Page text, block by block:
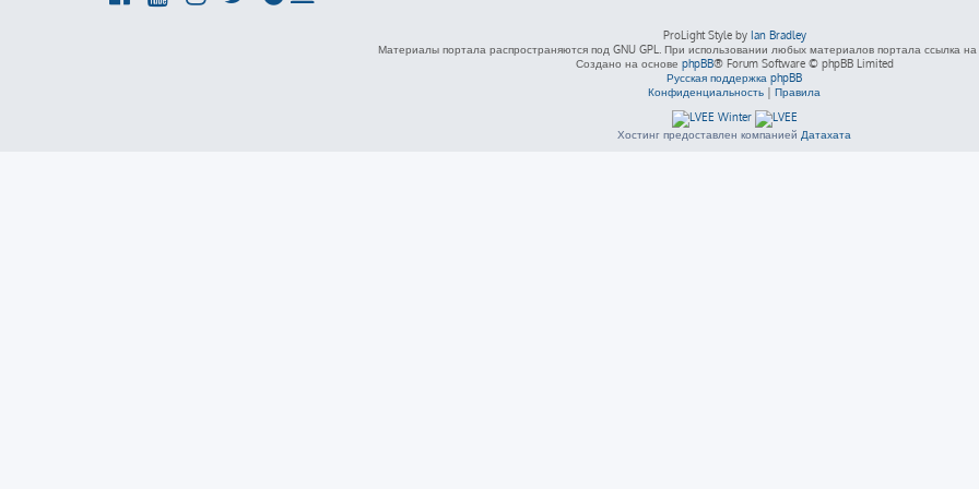
ProLight Style by Ian Bradley
Материалы портала распространяются под GNU GPL. При использовании любых материалов портала ссылка на
Создано на основе phpBB® Forum Software © phpBB Limited
Русская поддержка phpBB
Конфиденциальность | Правила
Хостинг предоставлен компанией Датахата